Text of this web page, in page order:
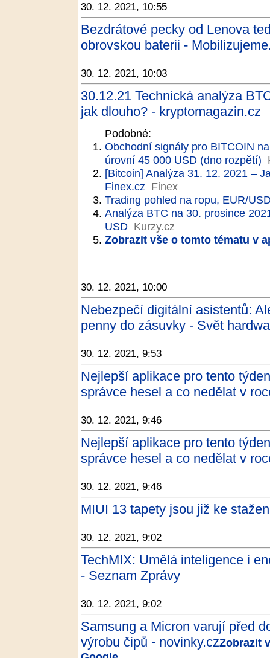
30. 12. 2021, 10:55
Bezdrátové pecky od Lenova
obrovskou baterii -
30. 12. 2021, 10:03
30.12.21 Technická analýza
jak dlouho? - kryptomagazin.cz
Podobné:
Obchodní signály pro BITCOIN
úrovní 45 000 USD (dno rozpětí)
[Bitcoin] Analýza 31. 12. 2021 –
Finex.cz Finex
Trading pohled na ropu, EUR/
Analýza BTC na 30. prosince
USD Kurzy.cz
Zobrazit vše o tomto tématu v
30. 12. 2021, 10:00
Nebezpečí digitální asistentů:
penny do zásuvky - Svět
30. 12. 2021, 9:53
Nejlepší aplikace pro tento
správce hesel a co nedělat v
30. 12. 2021, 9:46
Nejlepší aplikace pro tento
správce hesel a co nedělat v
30. 12. 2021, 9:46
MIUI 13 tapety jsou již ke
30. 12. 2021, 9:02
TechMIX: Umělá inteligence i
- Seznam Zprávy
30. 12. 2021, 9:02
Samsung a Micron varují před
výrobu čipů - novinky.czZobrazit